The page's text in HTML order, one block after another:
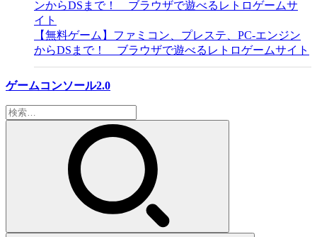
【無料ゲーム】ファミコン、プレステ、PC-エンジン
からDSまで！ ブラウザで遊べるレトロゲームサイト
ゲームコンソール2.0
検
索: